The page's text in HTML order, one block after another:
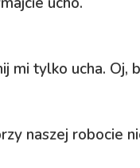
tylko ucha. Oj,
naszej robocie